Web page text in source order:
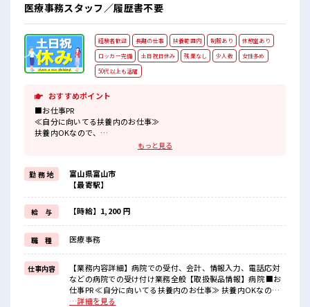
医療事務スタッフ／履歴書不要
経験者歓迎 長期の仕事 扶養範囲内 制服あり
休憩室あり
ロッカー完備
土日祝日休み 残業なし 少人数
女性多め
50代以上も活躍
おすすめポイント
■お仕事PR
≪自分に向いてる扶養内のお仕事≫
扶養内OKなので、
主婦&主夫さんも気軽にご応募くださいね♪
自分の時間をしっかり確保できる、
残業基本ナシのお仕事♪
≪経験者優遇≫
これまでの経験を活かしませんか？
ブランクがあっても大丈夫♪
経験はちょっとだけ…という方もOK！
≪女性も働きやすい職場≫
もちろん男性の応募も歓迎ですよ！
≪土日祝休のお仕事≫
家族や友人と一緒にプライベート満喫！
≪ラクラク制服アリ≫
制服があるので、
毎日の服装の悩み解消♪
もっと見る
勤 務 地
富山県富山市
【最寄駅】
給 与 【時給】1,200 円
職 種 医療事務
仕事内容
【業務内容詳細】病院での受付、会計、情報入力、電話応対
などの病院での受け付け業務全般【取扱製品情報】病院 ■お
仕事PR ≪自分に向いてる扶養内のお仕事≫ 扶養内OKなの
で、 主婦&主夫さんも気軽にご応募くださいね♪ ≪定時で帰
…詳細を見る